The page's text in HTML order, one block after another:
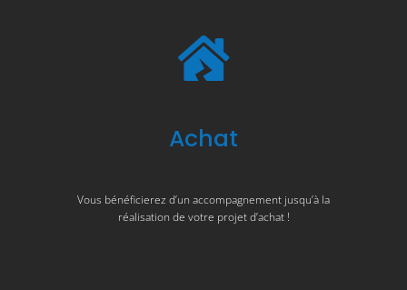
Achat
Vous bénéficierez d’un accompagnement jusqu’à la
réalisation de votre projet d’achat !